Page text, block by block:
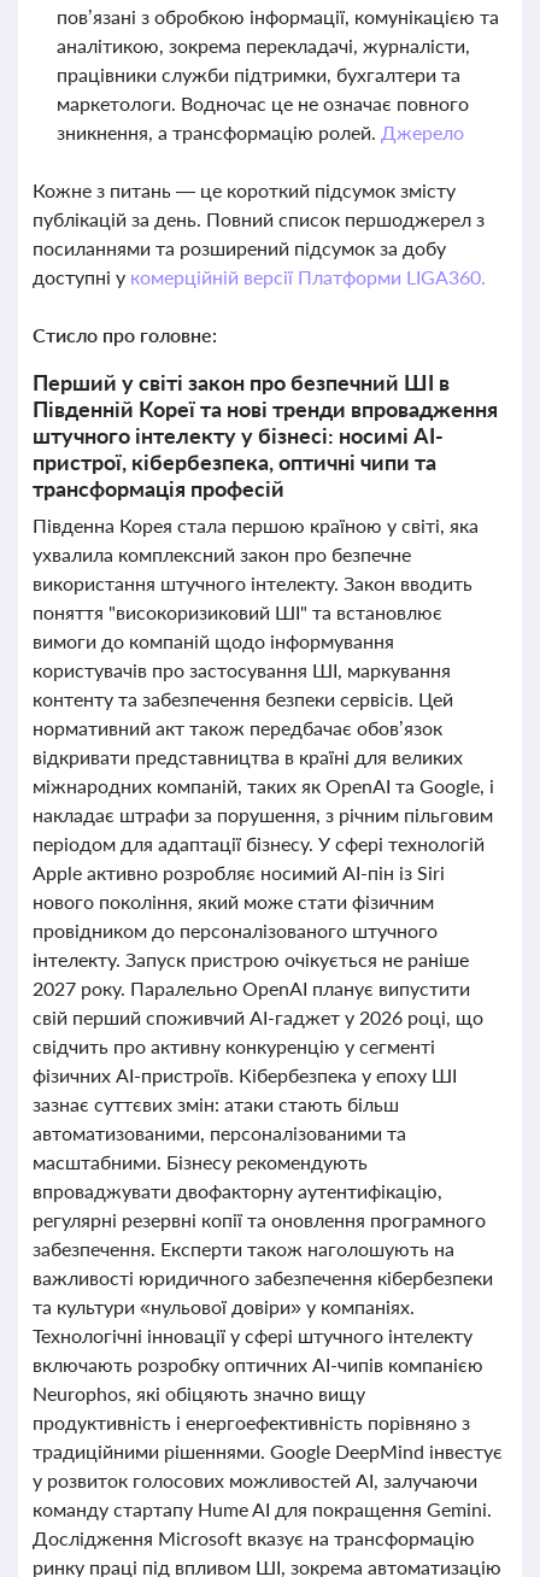
пов’язані з обробкою інформації, комунікацією та
аналітикою, зокрема перекладачі, журналісти,
працівники служби підтримки, бухгалтери та
маркетологи. Водночас це не означає повного
зникнення, а трансформацію ролей. Джерело
Кожне з питань — це короткий підсумок змісту
публікацій за день. Повний список першоджерел з
посиланнями та розширений підсумок за добу
доступні у комерційній версії Платформи LIGA360.
Стисло про головне:
Перший у світі закон про безпечний ШІ в
Південній Кореї та нові тренди впровадження
штучного інтелекту у бізнесі: носимі AI-
пристрої, кібербезпека, оптичні чипи та
трансформація професій
Південна Корея стала першою країною у світі, яка
ухвалила комплексний закон про безпечне
використання штучного інтелекту. Закон вводить
поняття "високоризиковий ШІ" та встановлює
вимоги до компаній щодо інформування
користувачів про застосування ШІ, маркування
контенту та забезпечення безпеки сервісів. Цей
нормативний акт також передбачає обов’язок
відкривати представництва в країні для великих
міжнародних компаній, таких як OpenAI та Google, і
накладає штрафи за порушення, з річним пільговим
періодом для адаптації бізнесу. У сфері технологій
Apple активно розробляє носимий AI-пін із Siri
нового покоління, який може стати фізичним
провідником до персоналізованого штучного
інтелекту. Запуск пристрою очікується не раніше
2027 року. Паралельно OpenAI планує випустити
свій перший споживчий AI-гаджет у 2026 році, що
свідчить про активну конкуренцію у сегменті
фізичних AI-пристроїв. Кібербезпека у епоху ШІ
зазнає суттєвих змін: атаки стають більш
автоматизованими, персоналізованими та
масштабними. Бізнесу рекомендують
впроваджувати двофакторну аутентифікацію,
регулярні резервні копії та оновлення програмного
забезпечення. Експерти також наголошують на
важливості юридичного забезпечення кібербезпеки
та культури «нульової довіри» у компаніях.
Технологічні інновації у сфері штучного інтелекту
включають розробку оптичних AI-чипів компанією
Neurophos, які обіцяють значно вищу
продуктивність і енергоефективність порівняно з
традиційними рішеннями. Google DeepMind інвестує
у розвиток голосових можливостей AI, залучаючи
команду стартапу Hume AI для покращення Gemini.
Дослідження Microsoft вказує на трансформацію
ринку праці під впливом ШІ, зокрема автоматизацію